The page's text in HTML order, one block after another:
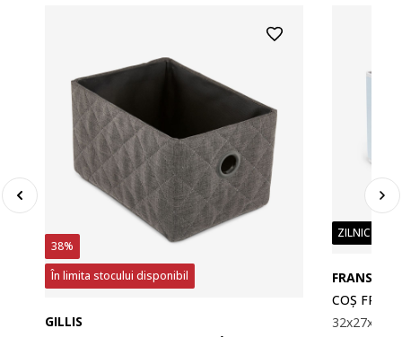
38%
În limita stocului disponibil
GILLIS
ZILNIC PREȚ
FRANS
COȘ